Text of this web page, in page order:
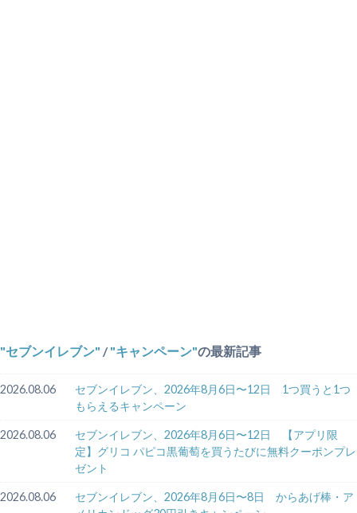
セブンイレブン / キャンペーン の最新記事
2026.08.06
セブンイレブン、2026年8月6日〜12日 1つ買うと1つ
もらえるキャンペーン
2026.08.06
セブンイレブン、2026年8月6日〜12日 【アプリ限
定】グリコ パピコ黒葡萄を買うたびに無料クーポンプレ
ゼント
2026.08.06
セブンイレブン、2026年8月6日〜8日 からあげ棒・ア